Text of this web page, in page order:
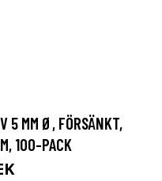
5 MM Ø, FÖRSÄNKT,
100-PACK